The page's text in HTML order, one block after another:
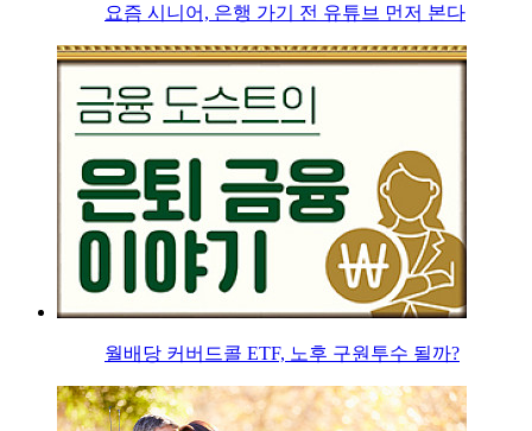
요즘 시니어, 은행 가기 전 유튜브 먼저 본다
월배당 커버드콜 ETF, 노후 구원투수 될까?